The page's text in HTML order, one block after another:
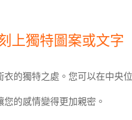
上獨特圖案或文字
的獨特之處。您可以在中央
的感情變得更加親密。